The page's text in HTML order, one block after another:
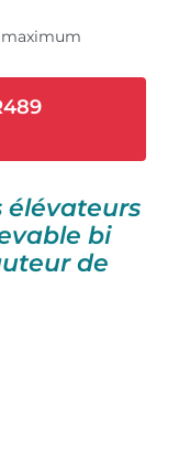
maximum
élévateurs
bi
de